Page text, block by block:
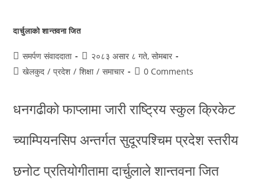
दार्चुलाको शान्तवना जित
समर्पण संवाददाता
२०८३ असार ८ गते, सोमबार
खेलकुद / प्रदेश / शिक्षा / समाचार 0 Comments
धनगढीको फाप्लामा जारी राष्ट्रिय स्कुल क्रिकेट
च्याम्पियनसिप अन्तर्गत सुदूरपश्चिम प्रदेश स्तरीय
छनोट प्रतियोगीतामा दार्चुलाले शान्तवना जित